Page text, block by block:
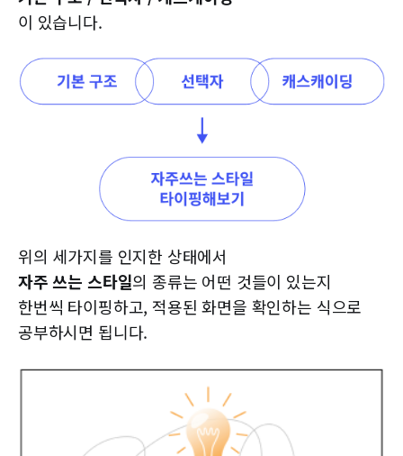
이 있습니다.
위의 세가지를 인지한 상태에서
자주 쓰는 스타일의 종류는 어떤 것들이 있는지
한번씩 타이핑하고, 적용된 화면을 확인하는 식으로
공부하시면 됩니다.